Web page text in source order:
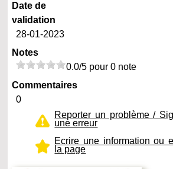
Date de
validation
28-01-2023
Notes
0.0/5 pour 0 note
Commentaires
0
Reporter un problème /
une erreur
Ecrire une information ou
la page